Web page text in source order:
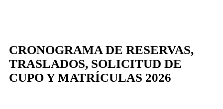
CRONOGRAMA DE RESERVAS,
TRASLADOS, SOLICITUD DE
CUPO Y MATRÍCULAS 2026